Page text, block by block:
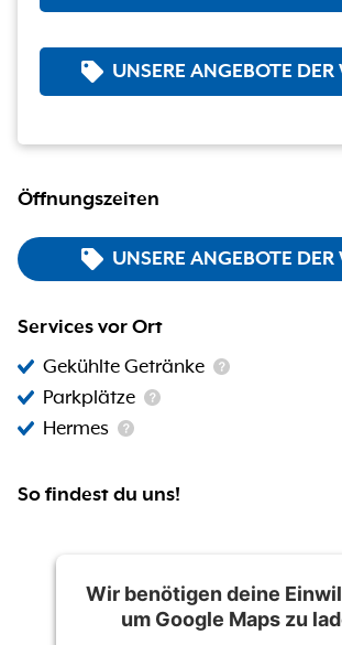
UNSERE ANGEBOTE DER
Öffnungszeiten
UNSERE ANGEBOTE DER
Services vor Ort
Gekühlte Getränke
Parkplätze
Hermes
So findest du uns!
Wir benötigen deine
um Google Maps zu